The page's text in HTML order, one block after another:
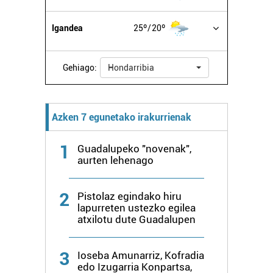
datuen atalean. Edozein unetan alda edo ken dezakezu
zure baimena Cookieen adierazpenean.
Webgune honek cookie propioak eta hirugarrenen cookie-
fitxategiak erabiltzen ditu. Zure esperientzia eta
zerbitzuak hobetzeko asmoz, cookie teknologiaz
baliatzen gara. Ohar hau onartuz gero, teknologia hori
erabiltzeko baimen esplizitua ematen diguzu.
irakurri
Igandea 25º 20º
Gehiago: Hondarribia
Azken 7 egunetako irakurrienak
1
Guadalupeko "novenak",
aurten lehenago
2
Pistolaz egindako hiru
lapurreten ustezko egilea
atxilotu dute Guadalupen
3
Ioseba Amunarriz, Kofradia
edo Izugarria Konpartsa,